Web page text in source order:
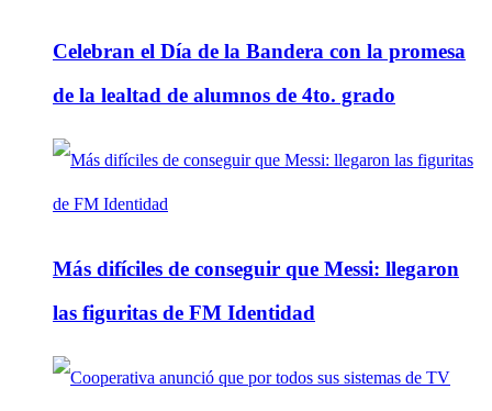
Celebran el Día de la Bandera con la promesa
de la lealtad de alumnos de 4to. grado
Más difíciles de conseguir que Messi: llegaron
las figuritas de FM Identidad